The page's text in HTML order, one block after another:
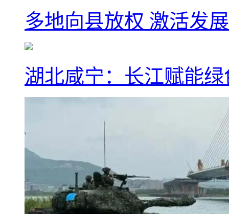
多地向县放权 激活发
湖北咸宁：长江赋能